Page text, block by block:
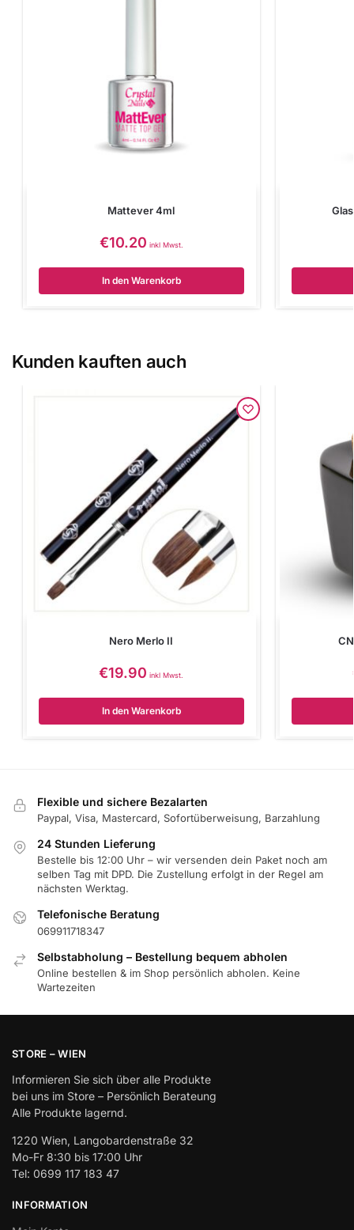
Mattever 4ml
€10.20 inkl Mwst.
In den Warenkorb
Kunden kauften auch
Nero Merlo II
€19.90 inkl Mwst.
In den Warenkorb
Flexible und sichere Bezalarten
Paypal, Visa, Mastercard, Sofortüberweisung, Barzahlung
24 Stunden Lieferung
Bestelle bis 12:00 Uhr – wir versenden dein Paket noch am
selben Tag mit DPD. Die Zustellung erfolgt in der Regel am
nächsten Werktag.
Telefonische Beratung
069911718347
Selbstabholung – Bestellung bequem abholen
Online bestellen & im Shop persönlich abholen. Keine
Wartezeiten
STORE – WIEN
Informieren Sie sich über alle Produkte
bei uns im Store – Persönlich Berateung
Alle Produkte lagernd.
1220 Wien, Langobardenstraße 32
Mo-Fr 8:30 bis 17:00 Uhr
Tel: 0699 117 183 47
INFORMATION